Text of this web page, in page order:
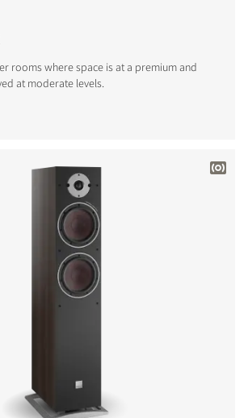
rooms where space is at a premium and
at moderate levels.